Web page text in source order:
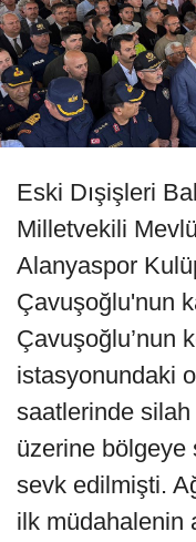
Eski Dışişleri
Milletvekili
Alanyaspor
Çavuşoğlu'nun
Çavuşoğlu’nun
istasyonundaki
saatlerinde
üzerine bölgeye
sevk edilmişti.
ilk müdahalenin